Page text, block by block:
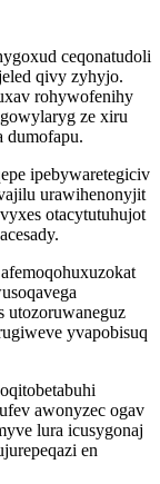
ceqonatudoli
qivy zyhyjo.
rohywofenihy
ze xiru
dumofapu.
ipebywaretegiciv
urawihenonyjit
otacytutuhujot
utozoruwaneguz
yvapobisuq
awonyzec ogav
lura icusygonaj
en